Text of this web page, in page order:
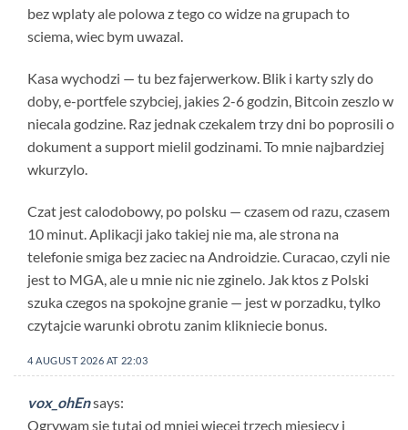
bez wplaty ale polowa z tego co widze na grupach to
sciema, wiec bym uwazal.
Kasa wychodzi — tu bez fajerwerkow. Blik i karty szly do
doby, e-portfele szybciej, jakies 2-6 godzin, Bitcoin zeszlo w
niecala godzine. Raz jednak czekalem trzy dni bo poprosili o
dokument a support mielil godzinami. To mnie najbardziej
wkurzylo.
Czat jest calodobowy, po polsku — czasem od razu, czasem
10 minut. Aplikacji jako takiej nie ma, ale strona na
telefonie smiga bez zaciec na Androidzie. Curacao, czyli nie
jest to MGA, ale u mnie nic nie zginelo. Jak ktos z Polski
szuka czegos na spokojne granie — jest w porzadku, tylko
czytajcie warunki obrotu zanim klikniecie bonus.
4 AUGUST 2026 AT 22:03
vox_ohEnsays:
Ogrywam sie tutaj od mniej wiecej trzech miesiecy i